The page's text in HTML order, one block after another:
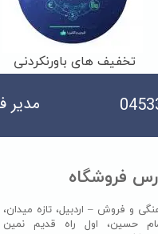
تخفیف های باورنکردنی
فروشگاه
و فروش – اردبیل، تازه میدان،
حسین، اول راه قدیم نمین
مدیر